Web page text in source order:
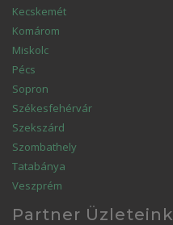
Kecskemét
Komárom
Miskolc
Pécs
Sopron
Székesfehérvár
Szekszárd
Szombathely
Tatabánya
Veszprém
Partner Üzleteink